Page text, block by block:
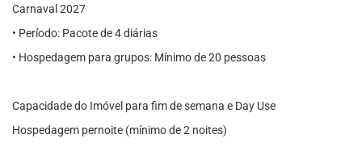
Carnaval 2027
• Período: Pacote de 4 diárias
• Hospedagem para grupos: Mínimo de 20 pessoas
Capacidade do Imóvel para fim de semana e Day Use
Hospedagem pernoite (mínimo de 2 noites)